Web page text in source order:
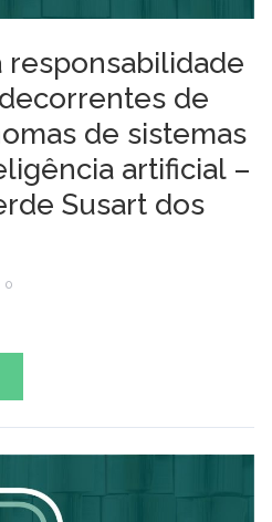
responsabilidade
de
de sistemas
artificial –
Susart dos
0